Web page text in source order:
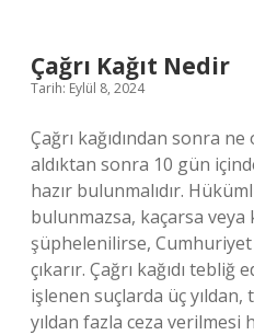
Çağrı Kağıt Nedir
Tarih: Eylül 8, 2024
Çağrı kağıdından sonra
aldıktan sonra 10 gün
hazır bulunmalıdır.
bulunmazsa, kaçarsa veya
şüphelenilirse, Cumhuriyet
çıkarır. Çağrı kağıdı
işlenen suçlarda üç
yıldan fazla ceza verilmesi